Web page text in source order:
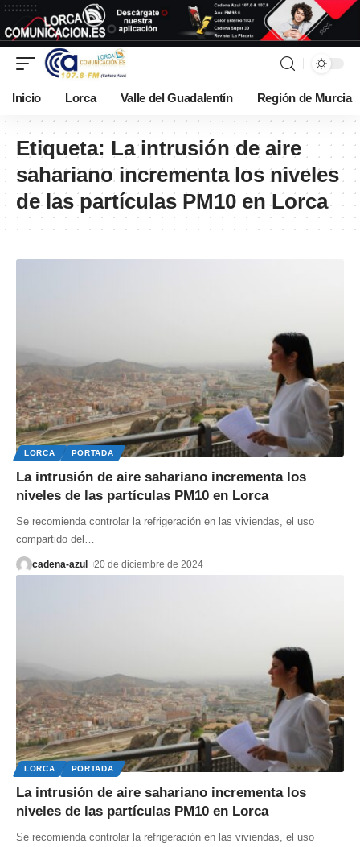
Inicio Lorca Valle del Guadalentín Región de Murcia
Etiqueta: La intrusión de aire
sahariano incrementa los niveles
de las partículas PM10 en Lorca
LORCA PORTADA
La intrusión de aire sahariano incrementa los
niveles de las partículas PM10 en Lorca
Se recomienda controlar la refrigeración en las viviendas, el uso
compartido del
cadena-azul 20 de diciembre de 2024
LORCA PORTADA
La intrusión de aire sahariano incrementa los
niveles de las partículas PM10 en Lorca
Se recomienda controlar la refrigeración en las viviendas, el uso